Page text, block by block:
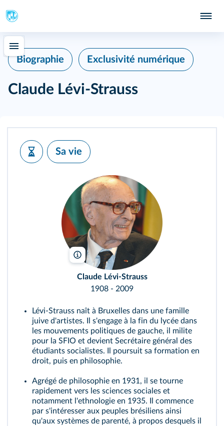
Biographie Exclusivité numérique
Claude Lévi-Strauss
Sa vie
UNESCO/Michel Ravassard/Wikimedia
Claude Lévi-Strauss
1908 - 2009
Lévi-Strauss naît à Bruxelles dans une famille
juive d'artistes. Il s'engage à la fin du lycée dans
les mouvements politiques de gauche, il milite
pour la SFIO et devient Secrétaire général des
étudiants socialistes. Il poursuit sa formation en
droit, puis en philosophie.
Agrégé de philosophie en 1931, il se tourne
rapidement vers les sciences sociales et
notamment l'ethnologie en 1935. Il commence
par s'intéresser aux peuples brésiliens ainsi
qu'aux systèmes de parenté, à propos desquels il